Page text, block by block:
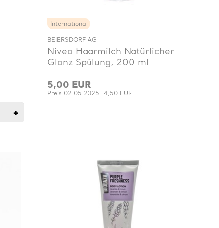
+
International
BEIERSDORF AG
Nivea Haarmilch Natürlicher
Glanz Spülung, 200 ml
5,00 EUR
Preis 02.05.2025: 4,50 EUR